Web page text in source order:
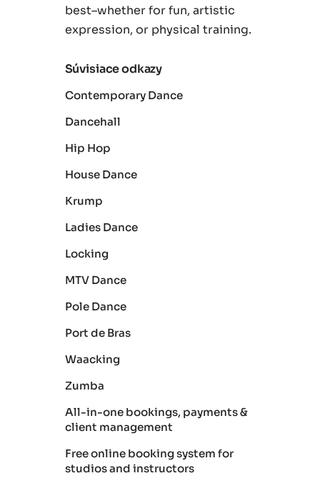
best–whether for fun, artistic
expression, or physical training.
Súvisiace odkazy
Contemporary Dance
Dancehall
Hip Hop
House Dance
Krump
Ladies Dance
Locking
MTV Dance
Pole Dance
Port de Bras
Waacking
Zumba
All-in-one bookings, payments &
client management
Free online booking system for
studios and instructors